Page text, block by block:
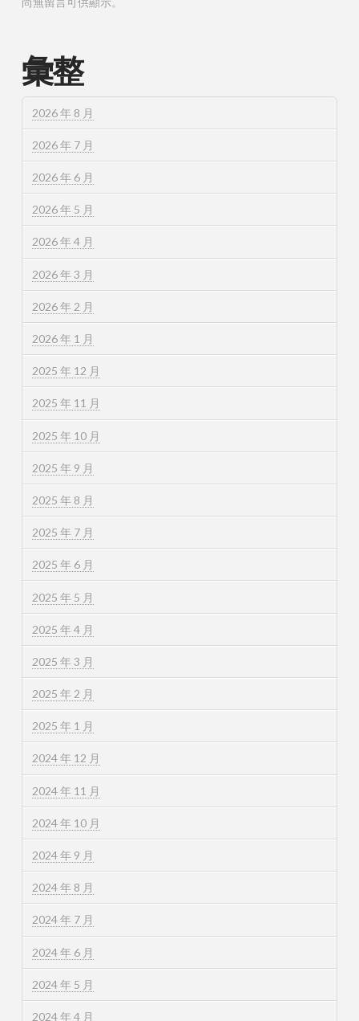
彙整
2026 年 8 月
2026 年 7 月
2026 年 6 月
2026 年 5 月
2026 年 4 月
2026 年 3 月
2026 年 2 月
2026 年 1 月
2025 年 12 月
2025 年 11 月
2025 年 10 月
2025 年 9 月
2025 年 8 月
2025 年 7 月
2025 年 6 月
2025 年 5 月
2025 年 4 月
2025 年 3 月
2025 年 2 月
2025 年 1 月
2024 年 12 月
2024 年 11 月
2024 年 10 月
2024 年 9 月
2024 年 8 月
2024 年 7 月
2024 年 6 月
2024 年 5 月
2024 年 4 月